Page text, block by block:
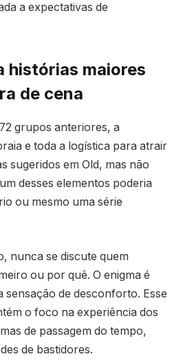
a expectativas de
histórias maiores
de cena
grupos anteriores, a
e toda a logística para atrair
sugeridos em Old, mas não
desses elementos poderia
ou mesmo uma série
nunca se discute quem
ou por quê. O enigma é
sensação de desconforto. Esse
o foco na experiência dos
de passagem do tempo,
de bastidores.